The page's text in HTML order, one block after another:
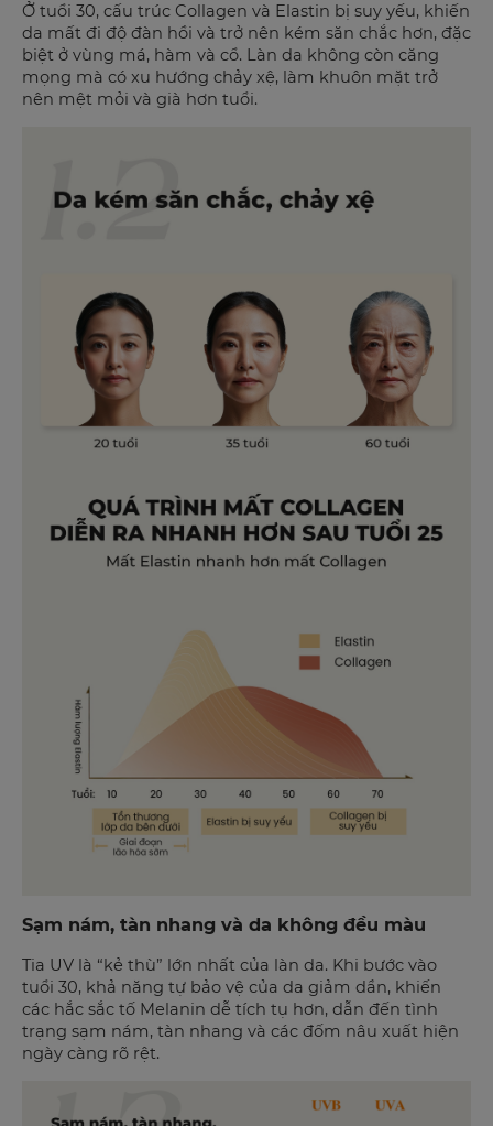
Ở tuổi 30, cấu trúc Collagen và Elastin bị suy yếu, khiến
da mất đi độ đàn hồi và trở nên kém săn chắc hơn, đặc
biệt ở vùng má, hàm và cổ. Làn da không còn căng
mọng mà có xu hướng chảy xệ, làm khuôn mặt trở
nên mệt mỏi và già hơn tuổi.
Sạm nám, tàn nhang và da không đều màu
Tia UV là “kẻ thù” lớn nhất của làn da. Khi bước vào
tuổi 30, khả năng tự bảo vệ của da giảm dần, khiến
các hắc sắc tố Melanin dễ tích tụ hơn, dẫn đến tình
trạng sạm nám, tàn nhang và các đốm nâu xuất hiện
ngày càng rõ rệt.